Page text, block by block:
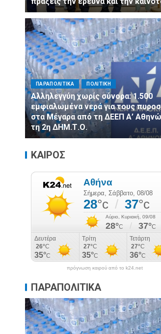
ΠΑΡΑΠΟΛΙΤΙΚΑ ΠΟΛΙΤΙΚΗ
Αλληλεγγύη χωρίς σύνορα: 1.500
εμφιαλωμένα νερά για τους
στα Μέγαρα από τη ΔΕΕΠ Α’
τη 2η ΔΗΜ.Τ.Ο.
ΚΑΙΡΟΣ
πρόγνωση καιρού από το k24.net
ΠΑΡΑΠΟΛΙΤΙΚΑ